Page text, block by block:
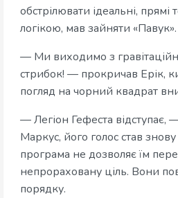
обстрілювати ідеальні, прямі
логікою, мав зайняти «Павук».
— Ми виходимо з
стрибок! — прокричав Ерік,
погляд на чорний квадрат
— Легіон Гефеста відступає,
Маркус, його голос став
програма не дозволяє їм
непрораховану ціль. Вони
порядку.